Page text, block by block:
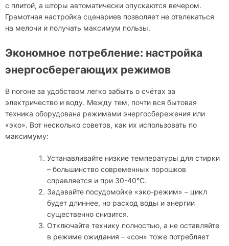
с плитой, а шторы автоматически опускаются вечером.
Грамотная настройка сценариев позволяет не отвлекаться
на мелочи и получать максимум пользы.
Экономное потребление: настройка
энергосберегающих режимов
В погоне за удобством легко забыть о счётах за
электричество и воду. Между тем, почти вся бытовая
техника оборудована режимами энергосбережения или
«эко». Вот несколько советов, как их использовать по
максимуму:
Устанавливайте низкие температуры для стирки
– большинство современных порошков
справляется и при 30-40°С.
Задавайте посудомойке «эко-режим» – цикл
будет длиннее, но расход воды и энергии
существенно снизится.
Отключайте технику полностью, а не оставляйте
в режиме ожидания – «сон» тоже потребляет